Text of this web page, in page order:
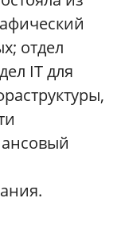
отдел
IT для